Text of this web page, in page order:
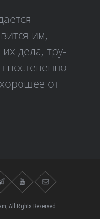
им,
дела, тру­
постепенно
от
All Rights Reserved.